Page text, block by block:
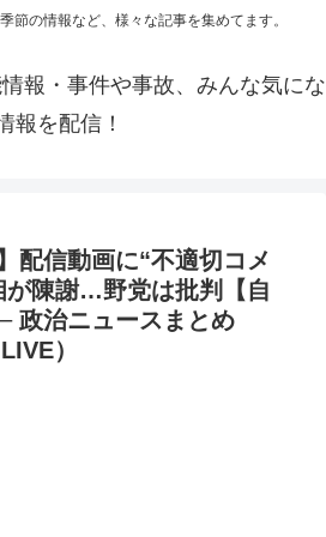
節の情報など、様々な記事を集めてます。
報・事件や事故、みんな気にな
報を配信！
配信動画に“不適切コメ
が陳謝…野党は批判【自
政治ニュースまとめ
）